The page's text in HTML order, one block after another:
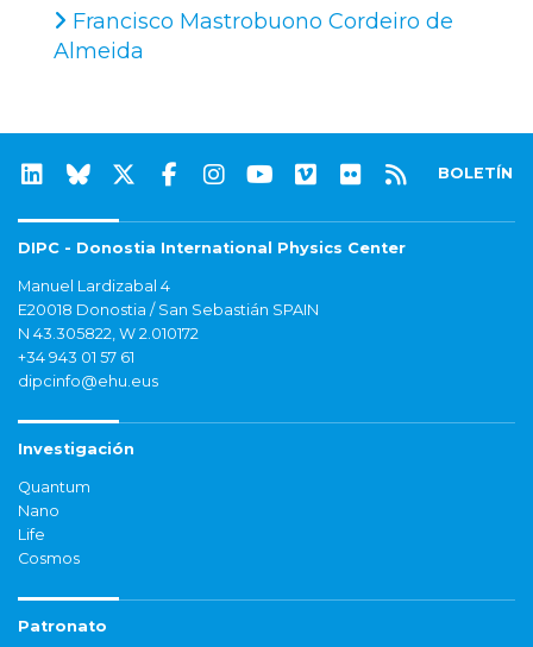
Francisco Mastrobuono Cordeiro de
Almeida
BOLETÍN
DIPC - Donostia International Physics Center
Manuel Lardizabal 4
E20018 Donostia / San Sebastián SPAIN
N 43.305822, W 2.010172
+34 943 01 57 61
dipcinfo@ehu.eus
Investigación
Quantum
Nano
Life
Cosmos
Patronato